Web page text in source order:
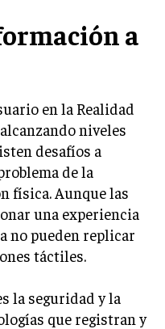
a
en la Realidad
niveles
desafíos a
de la
física. Aunque las
una experiencia
no pueden replicar
táctiles.
la seguridad y la
que registran y